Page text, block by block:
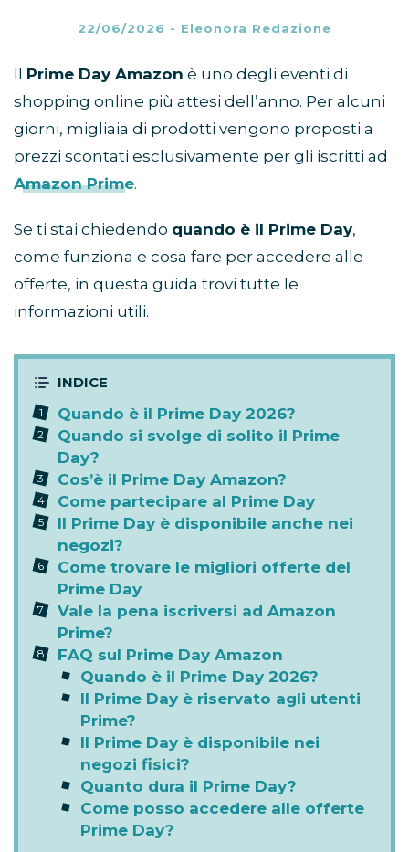
22/06/2026 - Eleonora Redazione
Il Prime Day Amazon è uno degli eventi di
shopping online più attesi dell’anno. Per alcuni
giorni, migliaia di prodotti vengono proposti a
prezzi scontati esclusivamente per gli iscritti ad
Amazon Prime.
Se ti stai chiedendo quando è il Prime Day,
come funziona e cosa fare per accedere alle
offerte, in questa guida trovi tutte le
informazioni utili.
Quando è il Prime Day 2026?
Quando si svolge di solito il Prime
Day?
Cos’è il Prime Day Amazon?
Come partecipare al Prime Day
Il Prime Day è disponibile anche nei
negozi?
Come trovare le migliori offerte del
Prime Day
Vale la pena iscriversi ad Amazon
Prime?
FAQ sul Prime Day Amazon
Quando è il Prime Day 2026?
Il Prime Day è riservato agli utenti
Prime?
Il Prime Day è disponibile nei
negozi fisici?
Quanto dura il Prime Day?
Come posso accedere alle offerte
Prime Day?